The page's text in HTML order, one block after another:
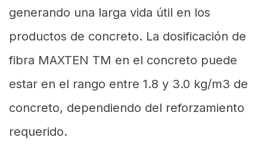
generando una larga vida útil en los
productos de concreto. La dosificación de
fibra MAXTEN TM en el concreto puede
estar en el rango entre 1.8 y 3.0 kg/m3 de
concreto, dependiendo del reforzamiento
requerido.